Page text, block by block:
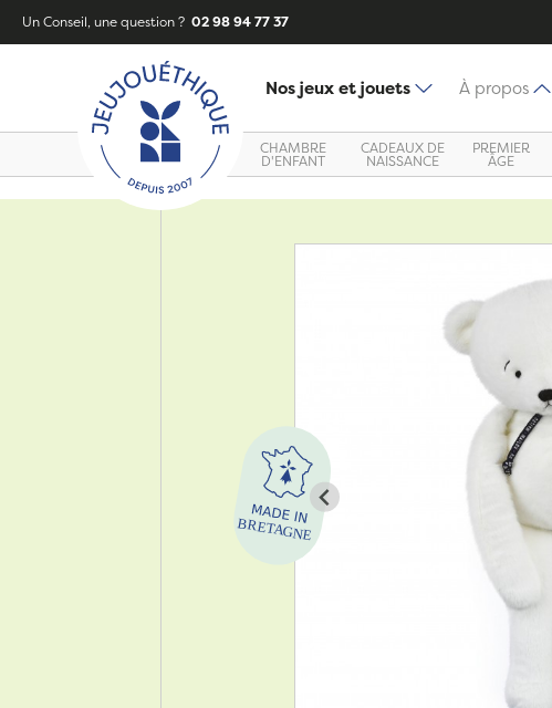
Un Conseil, une question ? 02 98 94 77 37
Nos jeux et jouets À propos
CHAMBRE
D'ENFANT
CADEAUX DE
NAISSANCE
PREMIER
ÂGE